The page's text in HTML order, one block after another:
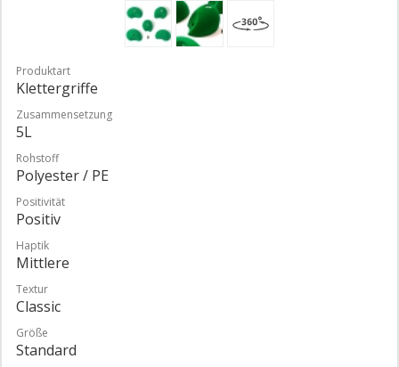
Produktart
Klettergriffe
Zusammensetzung
5L
Rohstoff
Polyester / PE
Positivität
Positiv
Haptik
Mittlere
Textur
Classic
Größe
Standard